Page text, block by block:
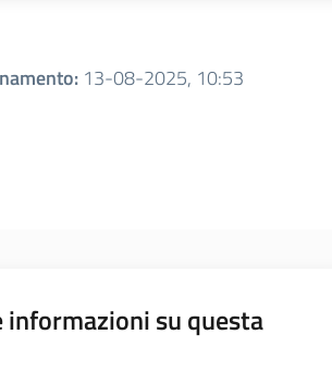
: 13-08-2025, 10:53
informazioni su questa